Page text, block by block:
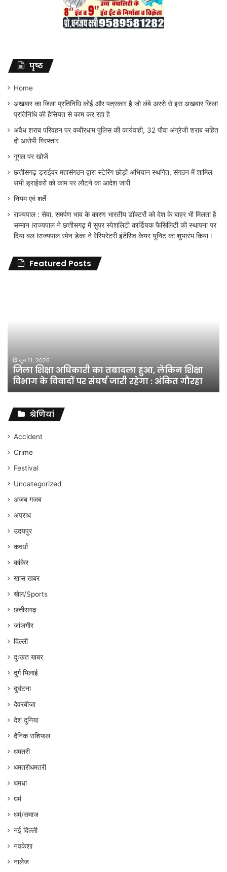
पृष्ठ
Home
अखबार का जिला प्रतिनिधि कोई और पत्रकार है जो लंबे अरसे से इस अखबार जिला
प्रतिनिधि की हैसियत से काम कर रहा है
अवैध शराब परिवहन पर कबीरधाम पुलिस की कार्यवाही, 32 पौवा अंग्रेजी शराब सहित
दो आरोपी गिरफ्तार
गूगल पर खोजें
छत्तीसगढ़ ड्राईवर महासंगठन द्वारा स्टेरिंग छोड़ों अभियान स्थगित, संगठन में शामिल
सभी ड्राईवरों को काम पर लौटने का आदेश जारी
नियम एवं शर्ते
राज्यपाल : सेवा, समर्पण भाव के कारण भारतीय डॉक्टरों को देश के बाहर भी मिलता है
सम्मान lराज्यपाल ने छत्तीसगढ़ में सुपर स्पेशलिटी कार्डियक फैसिलिटी की स्थापना पर
दिया बल lराज्यपाल रमेन डेका ने रेस्पिरेटरी इंटेंसिव केयर यूनिट का शुभारंभ किया l
Featured Posts
शिक्षा
विभाग
विवादों
संघर्ष
जारी
रहेगा
अंकित
गौरहा
जून 11, 2026
जिला शिक्षा अधिकारी का तबादला हुआ, लेकिन शिक्षा
विभाग के विवादों पर संघर्ष जारी रहेगा : अंकित गौरहा
श्रेणियां
Accident
Crime
Festival
Uncategorized
अजब गजब
अपराध
उदयपुर
कवर्धा
कांकेर
खास खबर
खेल/Sports
छत्तीसगढ़
जांजगीर
दिल्ली
दुःखत खबर
दुर्ग भिलाई
दुर्घटना
देवरबीजा
देश दुनिया
दैनिक राशिफल
धमतरी
धमतरीधमतरी
धमधा
धर्म
धर्म/समाज
नई दिल्ली
नवकेशा
नालेज